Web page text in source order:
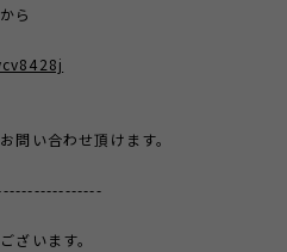
ら
問い合わせ頂けます。
ざいます。